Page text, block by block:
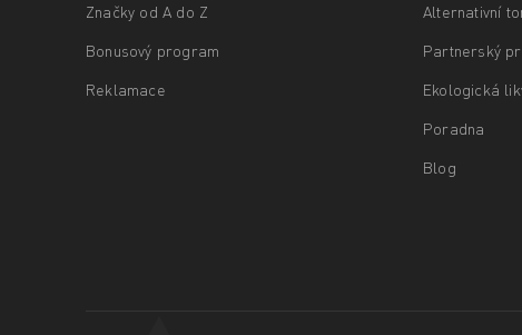
Značky od A do Z
Bonusový program
Reklamace
Alternativní
Partnerský
Ekologická
Poradna
Blog